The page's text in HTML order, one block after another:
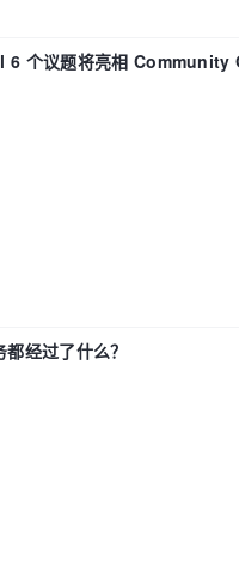
6 个议题将亮相
经过了什么？